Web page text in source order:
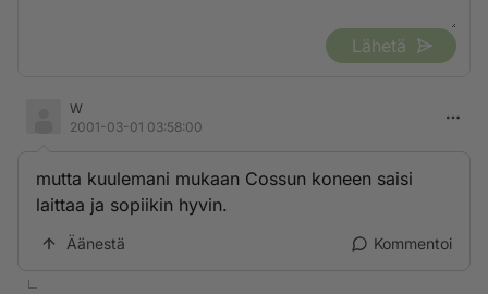
Lähetä
W
2001-03-01 03:58:00
mutta kuulemani mukaan Cossun koneen saisi
laittaa ja sopiikin hyvin.
Äänestä Kommentoi